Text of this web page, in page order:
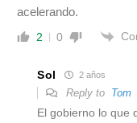
acelerando.
2 0
Sol 2 años
Reply to Tom
El gobierno lo que